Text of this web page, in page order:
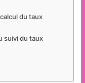
du taux
suivi du taux